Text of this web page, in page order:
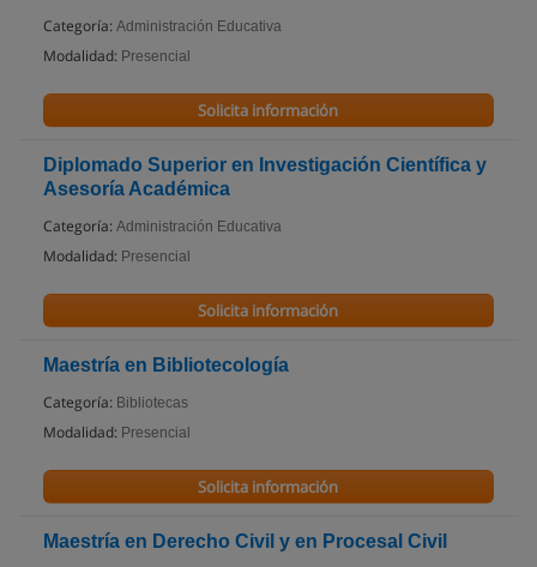
Categoría: Administración Educativa
Modalidad: Presencial
Solicita información
Diplomado Superior en Investigación Científica y
Asesoría Académica
Categoría: Administración Educativa
Modalidad: Presencial
Solicita información
Maestría en Bibliotecología
Categoría: Bibliotecas
Modalidad: Presencial
Solicita información
Maestría en Derecho Civil y en Procesal Civil